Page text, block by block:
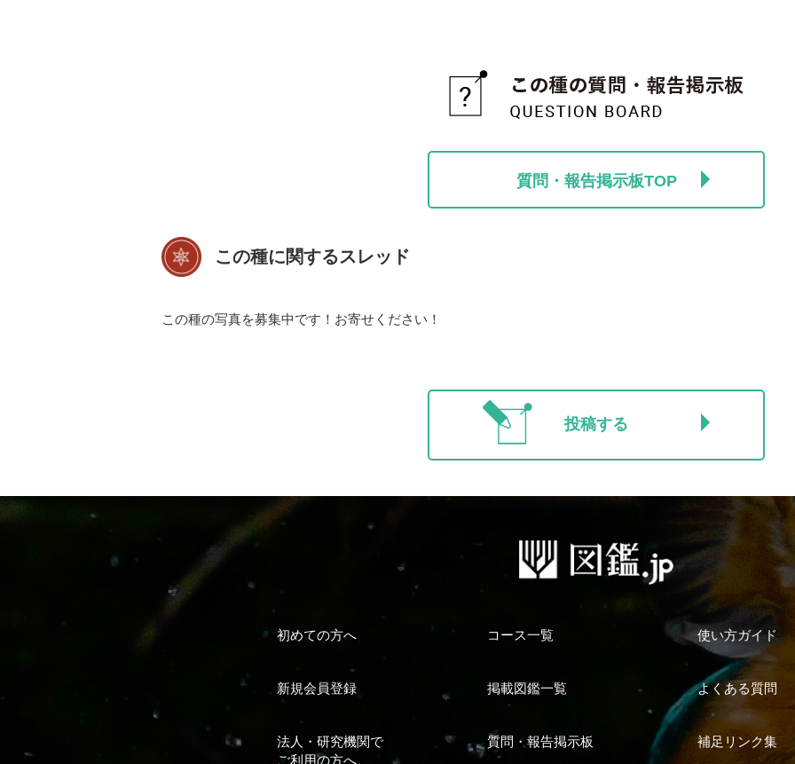
質問・報告掲示板TOP
この種に関するスレッド
この種の写真を募集中です！お寄せください！
投稿する
初めての方へ コース一覧 使い方ガイド
新規会員登録 掲載図鑑一覧 よくある質問
法人・研究機関で
ご利用の方へ
質問・報告掲示板 補足リンク集